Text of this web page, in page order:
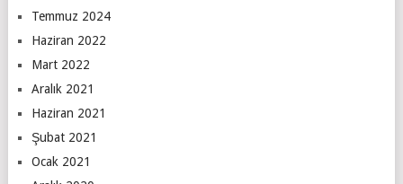
Temmuz 2024
Haziran 2022
Mart 2022
Aralık 2021
Haziran 2021
Şubat 2021
Ocak 2021